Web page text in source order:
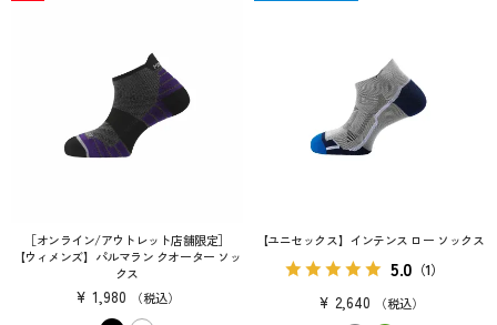
［オンライン/アウトレット店舗限定］
【ウィメンズ】パルマラン クオーター ソッ
クス
¥ 1,980 税込
【ユニセックス】インテンス ロー ソックス
5.0 （1）
¥ 2,640 税込